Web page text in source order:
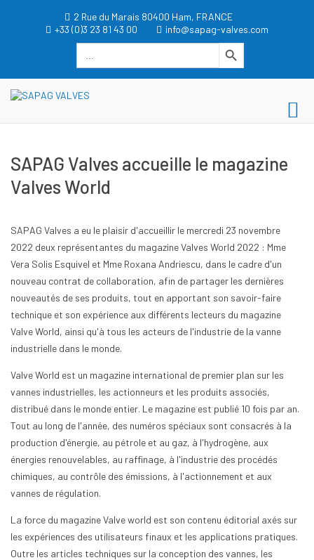
2 Rue du Marais 80400 Ham, FRANCE
+33 (0)3 23 81 43 00
info@sapag-valves.com
Search
for:
Search Button
SAPAG Valves accueille le magazine
Valves World
SAPAG Valves a eu le plaisir d'accueillir le mercredi 23 novembre
2022 deux représentantes du magazine Valves World 2022 : Mme
Vera Solis Esquivel et Mme Roxana Andriescu, dans le cadre d'un
nouveau contrat de collaboration, afin de partager les dernières
nouveautés de ses produits, tout en apportant son savoir-faire
technique et son expérience aux différents lecteurs du magazine
Valve World, ainsi qu'à tous les acteurs de l'industrie de la vanne
industrielle dans le monde.
Valve World est un magazine international de premier plan sur les
vannes industrielles, les actionneurs et les produits associés,
distribué dans le monde entier. Le magazine est publié 10 fois par an.
Tout au long de l'année, des numéros spéciaux sont consacrés à la
production d'énergie, au pétrole et au gaz, à l'hydrogène, aux
énergies renouvelables, au raffinage, à l'industrie des procédés
chimiques, au contrôle des émissions, à l'actionnement et aux
vannes de régulation.
La force du magazine Valve world est son contenu éditorial axés sur
les expériences des utilisateurs finaux et les applications pratiques.
Outre les articles techniques sur la conception des vannes, les